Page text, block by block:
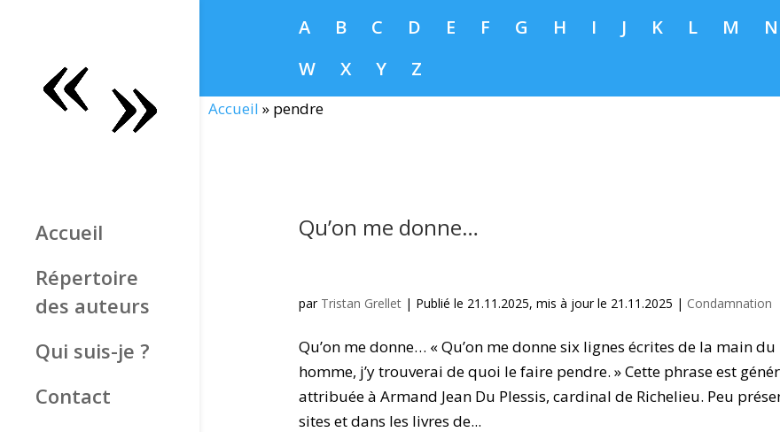
A B C D E F G H I J K L M N
W
X Y Z
Accueil
Répertoire
des auteurs
Qui suis-je ?
Contact
Accueil » pendre
Qu’on me donne…
par Tristan Grellet| Publié le 21.11.2025, mis à jour le 21.11.2025 | Condamnation
Qu’on me donne… « Qu’on me donne six lignes écrites de la main
homme, j’y trouverai de quoi le faire pendre. » Cette phrase est
attribuée à Armand Jean Du Plessis, cardinal de Richelieu. Peu
sites et dans les livres de...